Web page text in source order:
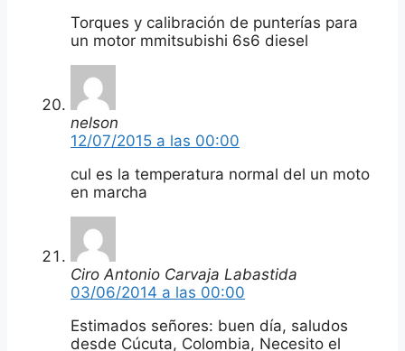
Torques y calibración de punterías para
un motor mmitsubishi 6s6 diesel
nelson
12/07/2015 a las 00:00
cul es la temperatura normal del un moto
en marcha
Ciro Antonio Carvaja Labastida
03/06/2014 a las 00:00
Estimados señores: buen día, saludos
desde Cúcuta, Colombia, Necesito el